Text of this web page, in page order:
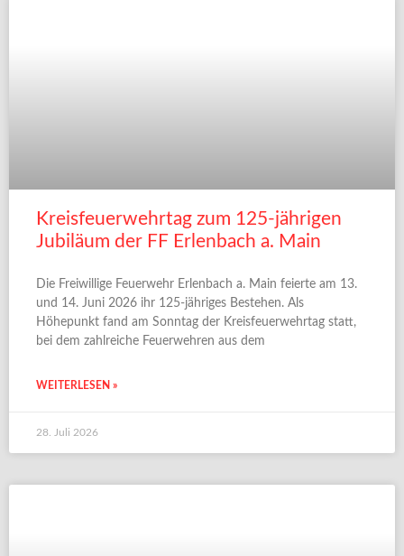
Kreisfeuerwehrtag zum 125-jährigen
Jubiläum der FF Erlenbach a. Main
Die Freiwillige Feuerwehr Erlenbach a. Main feierte am 13.
und 14. Juni 2026 ihr 125-jähriges Bestehen. Als
Höhepunkt fand am Sonntag der Kreisfeuerwehrtag statt,
bei dem zahlreiche Feuerwehren aus dem
WEITERLESEN »
28. Juli 2026